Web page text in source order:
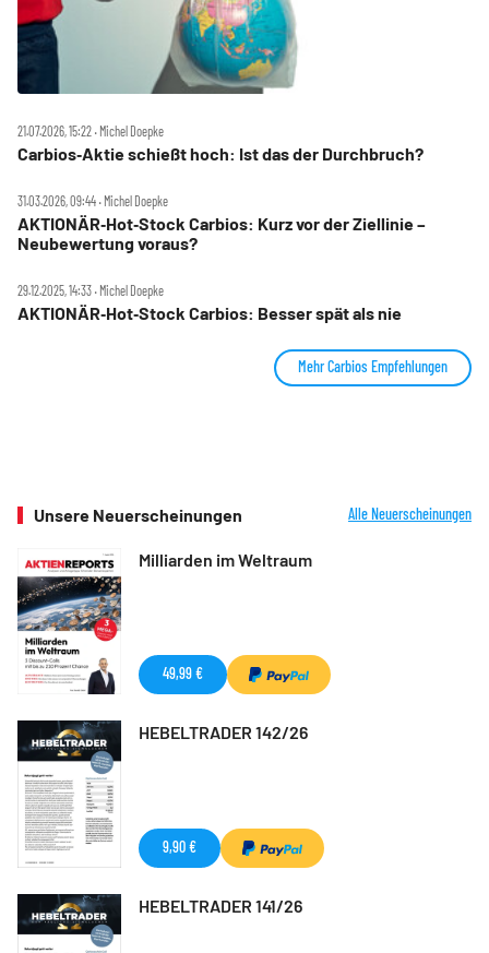
21.07.2026, 15:22 ‧ Michel Doepke
Carbios‑Aktie schießt hoch: Ist das der Durchbruch?
31.03.2026, 09:44 ‧ Michel Doepke
AKTIONÄR‑Hot‑Stock Carbios: Kurz vor der Ziellinie –
Neubewertung voraus?
29.12.2025, 14:33 ‧ Michel Doepke
AKTIONÄR‑Hot‑Stock Carbios: Besser spät als nie
Mehr Carbios Empfehlungen
Unsere Neuerscheinungen Alle Neuerscheinungen
Milliarden im Weltraum
49,99 €
HEBELTRADER 142/26
9,90 €
HEBELTRADER 141/26